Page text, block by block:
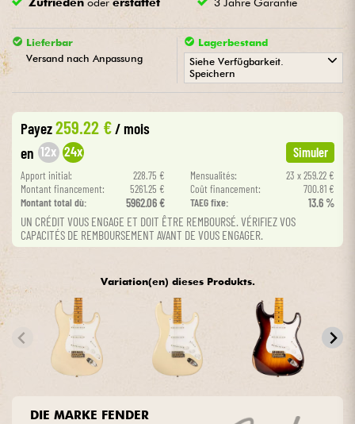
Violinen & Quartett
Kabel & Zubehöre
HiFi
Bundle
Sehen Sie sich unsere Marken an
Lieferbar
Versand nach Anpassung
Lagerbestand
Siehe Verfügbarkeit.
Speichern
•
Payez259.22 €/ mois
en 12x 24x Simuler
Apport initial: 228.75 € Mensualités:
23 x 259.22 €
Montant financement:
5261.25 € Coût financement:
700.81 €
Montant total dù:
5962.06 € TAEG fixe: 13.6 %
UN CRÉDIT VOUS ENGAGE ET DOIT ÊTRE REMBOURSÉ. VÉRIFIEZ VOS
CAPACITÉS DE REMBOURSEMENT AVANT DE VOUS ENGAGER.
Variation(en) dieses Produkts.
DIE MARKE FENDER